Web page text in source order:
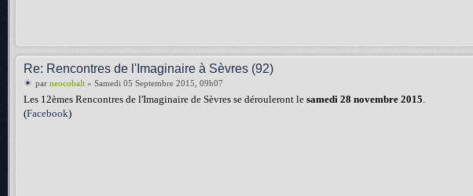
Re: Rencontres de l'Imaginaire à Sèvres (92)
par neocobalt » Samedi 05 Septembre 2015, 09h07
Les 12èmes Rencontres de l'Imaginaire de Sèvres se dérouleront le samedi 28 novembre 2015.
(Facebook)